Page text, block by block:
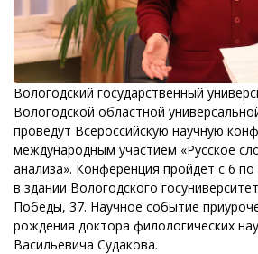
Вологодский государственный
Вологодской областной
проведут Всероссийскую научную
международным участием «Русское
анализа». Конференция пройдет с 6
в здании Вологодского
Победы, 37. Научное событие
рождения доктора филологических
Васильевича Судакова.